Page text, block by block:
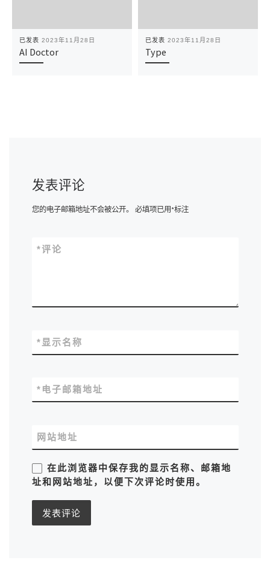
已发表 2023年11月28日
AI Doctor
已发表 2023年11月28日
Type
发表评论
您的电子邮箱地址不会被公开。 必填项已用*标注
评论
*
显示名称
*
电子邮箱地址
*
网站地址
在此浏览器中保存我的显示名称、邮箱地
址和网站地址，以便下次评论时使用。